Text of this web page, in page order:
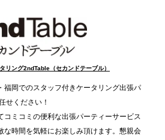
2ndTable「1DISH」が紹介され
案内｜忘年会は“移動時間ゼロ
リング2ndTable（セカンドテーブル）
福岡でのスタッフ付きケータリング出張パ
せください！
コミコミの便利な出張パーティーサービス
な時間を気軽にお楽しみ頂けます。懇親会